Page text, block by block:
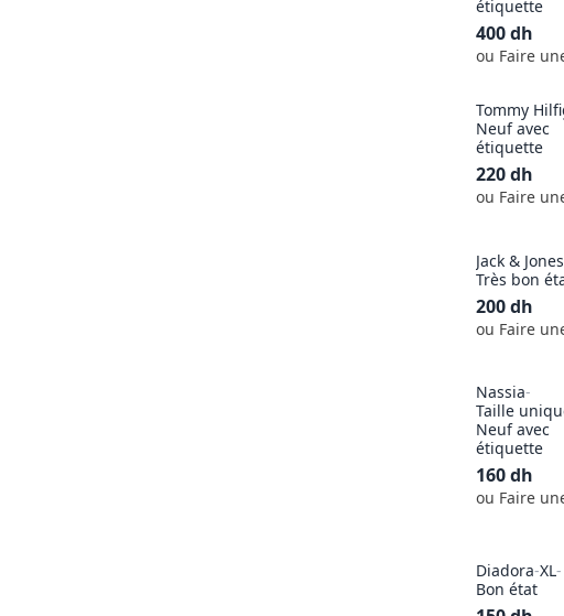
étiquette
400dh
ou Faire
Tommy
Neuf avec
étiquette
220dh
ou Faire
Jack & Jones
Très bon
200dh
ou Faire
Nassia-
Taille
Neuf avec
étiquette
160dh
ou Faire
Diadora-XL-
Bon état